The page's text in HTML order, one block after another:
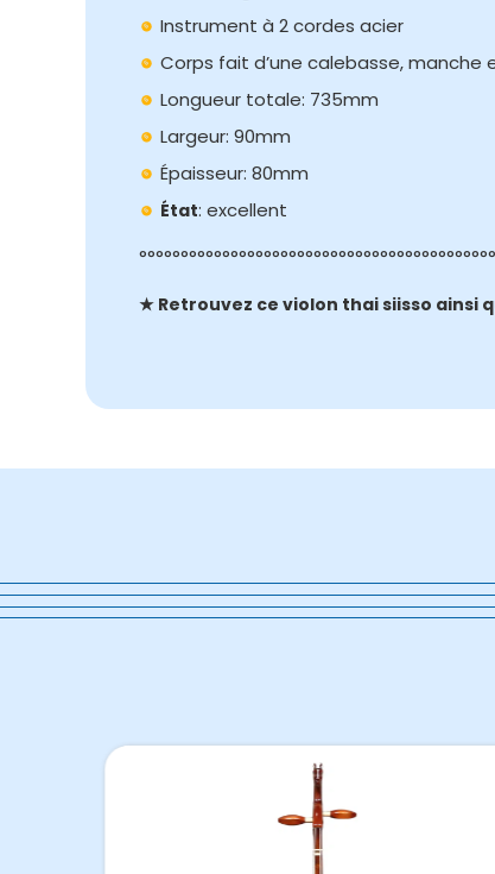
Instrument à 2 cordes acier
Corps fait d’une calebasse, manche
Longueur totale: 735mm
Largeur: 90mm
Épaisseur: 80mm
État: excellent
★ Retrouvez ce violon thai siisso ainsi